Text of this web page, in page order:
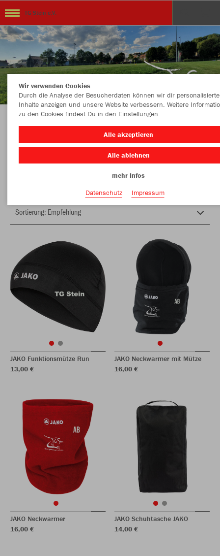
TG Stein e.V.
TG Stein-Sport gemeinsam erleben!
Farbe
JAKO Funktionsmütze Run
13,00 €
JAKO Neckwarmer mit Mütze
16,00 €
JAKO Neckwarmer
16,00 €
JAKO Schuhtasche JAKO
14,00 €
Wir verwenden Cookies
Durch die Analyse der Besucherdaten können wir dir personalisierte
Inhalte anzeigen und unsere Website verbessern. Weitere
zu den Cookies findest Du in den Einstellungen.
Alle akzeptieren
Alle ablehnen
mehr Infos
Datenschutz
Impressum